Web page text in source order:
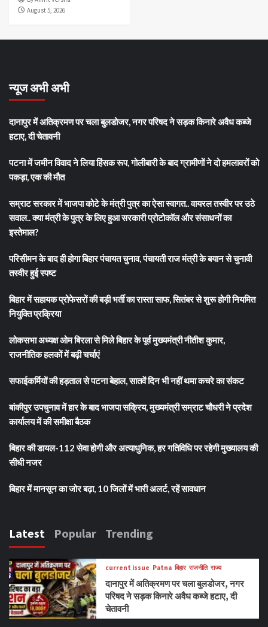
August 5, 2026
न्यूज अभी अभी
दानापुर में अतिक्रमण पर चला बुलडोजर, नगर परिषद ने सड़क किनारे अवैध कब्जे
हटाए, दी चेतावनी
पटना में जमीन विवाद ने लिया हिंसक रूप, गोलीबारी के बाद ग्रामीणों ने दो हमलावरों को
पकड़ा, एक की मौत
सम्राट सरकार में भाजपा कोटे के मंत्री पुत्र का ऐसा स्वागत.. वायरल तस्वीर पर उठे
सवाल.. क्या मंत्री के पुत्र के लिए हुआ सरकारी प्रोटोकॉल और संसाधनों का
इस्तेमाल?
परिसीमन के बाद ही होगा बिहार पंचायत चुनाव, पंचायती राज मंत्री के बयान से चुनावी
तस्वीर हुई स्पष्ट
बिहार में सहायक प्रोफेसरों की बड़ी भर्ती का रास्ता साफ, सितंबर से शुरू होगी नियमित
नियुक्ति प्रक्रिया
लोकसभा अध्यक्ष ओम बिरला से मिले बिहार के पूर्व मुख्यमंत्री नीतीश कुमार,
राजनीतिक हलकों में बढ़ी चर्चाएं
सफाईकर्मियों की हड़ताल से पटना बेहाल, सातवें दिन भी नहीं थमा कचरे का संकट
बांकीपुर उपचुनाव में हार के बाद भाजपा सक्रिय, मुख्यमंत्री सम्राट चौधरी ने प्रदेश
कार्यालय में की समीक्षा बैठक
बिहार की डायल-112 सेवा होगी और अत्याधुनिक, हर गतिविधि पर रहेगी मुख्यालय की
सीधी नजर
बिहार में मानसून का जोर बढ़ा, 10 जिलों में भारी अलर्ट, रहें सावधान
Latest Popular Trending
current issue Patna बिहार राजनीति राज्य
दानापुर में अतिक्रमण पर चला बुलडोजर, नगर
परिषद ने सड़क किनारे अवैध कब्जे हटाए, दी
चेतावनी